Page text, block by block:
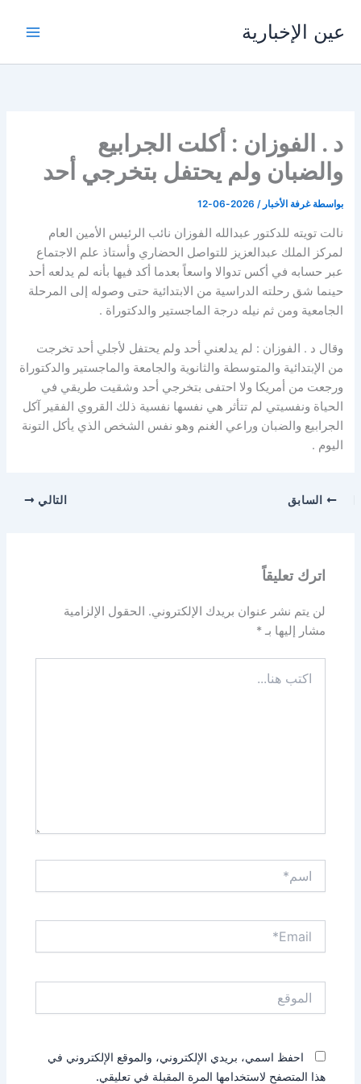
المحتوى
عين الإخبارية
د . الفوزان : أكلت الجرابيع
والضبان ولم يحتفل بتخرجي أحد
بواسطة غرفة الأخبار/
2026-06-12
نالت تويته للدكتور عبدالله الفوزان نائب الرئيس الأمين العام
لمركز الملك عبدالعزيز للتواصل الحضاري وأستاذ علم الاجتماع
عبر حسابه في أكس تدوالا واسعاً بعدما أكد فيها بأنه لم يدلعه أحد
حينما شق رحلته الدراسية من الابتدائية حتى وصوله إلى المرحلة
الجامعية ومن ثم نيله درجة الماجستير والدكتوراة .
وقال د . الفوزان : لم يدلعني أحد ولم يحتفل لأجلي أحد تخرجت
من الإبتدائية والمتوسطة والثانوية والجامعة والماجستير والدكتوراة
ورجعت من أمريكا ولا احتفى بتخرجي أحد وشقيت طريقي في
الحياة ونفسيتي لم تتأثر هي نفسها نفسية ذلك القروي الفقير آكل
الجرابيع والضبان وراعي الغنم وهو نفس الشخص الذي يأكل التونة
اليوم .
السابق التالي
اترك تعليقاً
لن يتم نشر عنوان بريدك الإلكتروني. الحقول الإلزامية
مشار إليها بـ*
هنا...
احفظ اسمي، بريدي الإلكتروني، والموقع الإلكتروني في
هذا المتصفح لاستخدامها المرة المقبلة في تعليقي.